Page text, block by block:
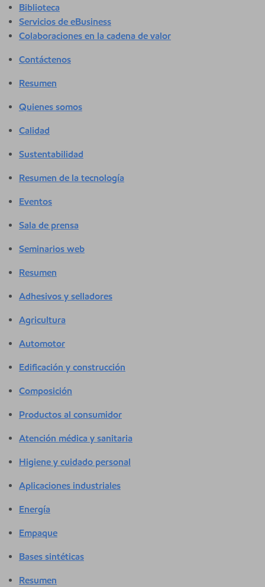
Biblioteca
Servicios de eBusiness
Colaboraciones en la cadena de valor
Contáctenos
Resumen
Quienes somos
Calidad
Sustentabilidad
Resumen de la tecnología
Eventos
Sala de prensa
Seminarios web
Resumen
Adhesivos y selladores
Agricultura
Automotor
Edificación y construcción
Composición
Productos al consumidor
Atención médica y sanitaria
Higiene y cuidado personal
Aplicaciones industriales
Energía
Empaque
Bases sintéticas
Resumen